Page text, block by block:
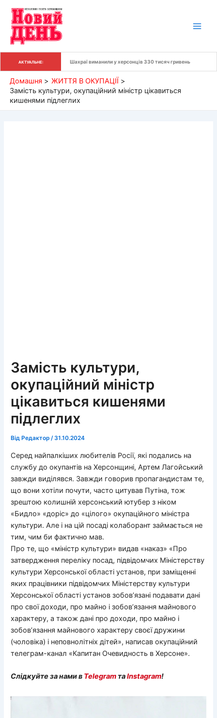
вмісту
АКТУАЛЬНЕ: Шахраї виманили у херсонців 330 тисяч гривень
Домашня
ЖИТТЯ В ОКУПАЦІЇ
Замість культури, окупаційний міністр цікавиться
кишенями підлеглих
Замість культури,
окупаційний міністр
цікавиться кишенями
підлеглих
Від Редактор/31.10.2024
Серед найпалкіших любителів Росії, які подались на
службу до окупантів на Херсонщині, Артем Лагойський
завжди виділявся. Завжди говорив пропагандистам те,
що вони хотіли почути, часто цитував Путіна, тож
зрештою колишній херсонський ютубер з ніком
«Бидло» «доріс» до «цілого» окупаційного міністра
культури. Але і на цій посаді колаборант займається не
тим, чим би фактично мав.
Про те, що «міністр культури» видав «наказ» «Про
затвердження переліку посад, підвідомчих Міністерству
культури Херсонської області установ, при заміщенні
яких працівники підвідомчих Міністерству культури
Херсонської області установ зобов’язані подавати дані
про свої доходи, про майно і зобов’язання майнового
характеру, а також дані про доходи, про майно і
зобов’язання майнового характеру своєї дружини
(чоловіка) і неповнолітніх дітей», написав окупаційний
телеграм-канал «Капитан Очевидность в Херсоне».
Слідкуйте за нами в Telegram таInstagram!